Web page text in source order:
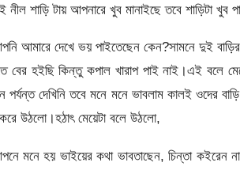
শাড়ি টায় আপনারে খুব মানাইছে তবে শাড়িটা খুব
আমারে দেখে ভয় পাইতেছেন কেন?সামনে দুই
বের হইছি কিন্তু কপাল খারাপ পাই নাই।এই বলে
দেখিনি তবে মনে মনে ভাবলাম কালই ওদের
উঠলো।হঠাৎ মেয়েটা বলে উঠলো,
মনে হয় ভাইয়ের কথা ভাবতাছেন, চিন্তা